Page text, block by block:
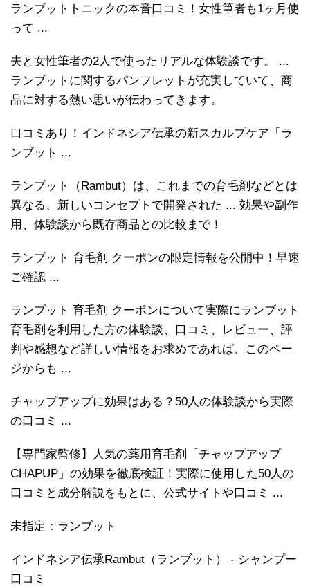
ランブットトニックの本音口コミ！女性筆者も1ヶ月使
って ...
夫と女性筆者の2人で使ったリアルな体験談です。 ...
ランブットに関するパンフレットが充実していて、商
品に対する熱い思いが伝わってきます。
口コミあり！インドネシア伝承の新スカルプケア「ラ
ンブット ...
ランブット（Rambut）は、これまでの育毛剤などとは
異なる、新しいコンセプトで開発された ... 効果や副作
用、体験談から既存商品との比較まで！
ランブット 育毛剤 クーポンの限定情報を公開中！早速
ご確認 ...
ランブット 育毛剤 クーポンについて実際にランブット
育毛剤を利用した方の体験談、口コミ、レビュー、評
判や感想など詳しい情報をお求めであれば、このペー
ジからも ...
チャップアップに効果はある？50人の体験談から実際
の口コミ ...
【専門家監修】人気の薬用育毛剤「チャップアップ
CHAPUP」の効果を徹底検証！実際に使用した50人の
口コミと成分解説をもとに、公式サイトや口コミ ...
未指定：ランブット
インドネシア伝承Rambut（ランブット） - シャンプー
口コミ